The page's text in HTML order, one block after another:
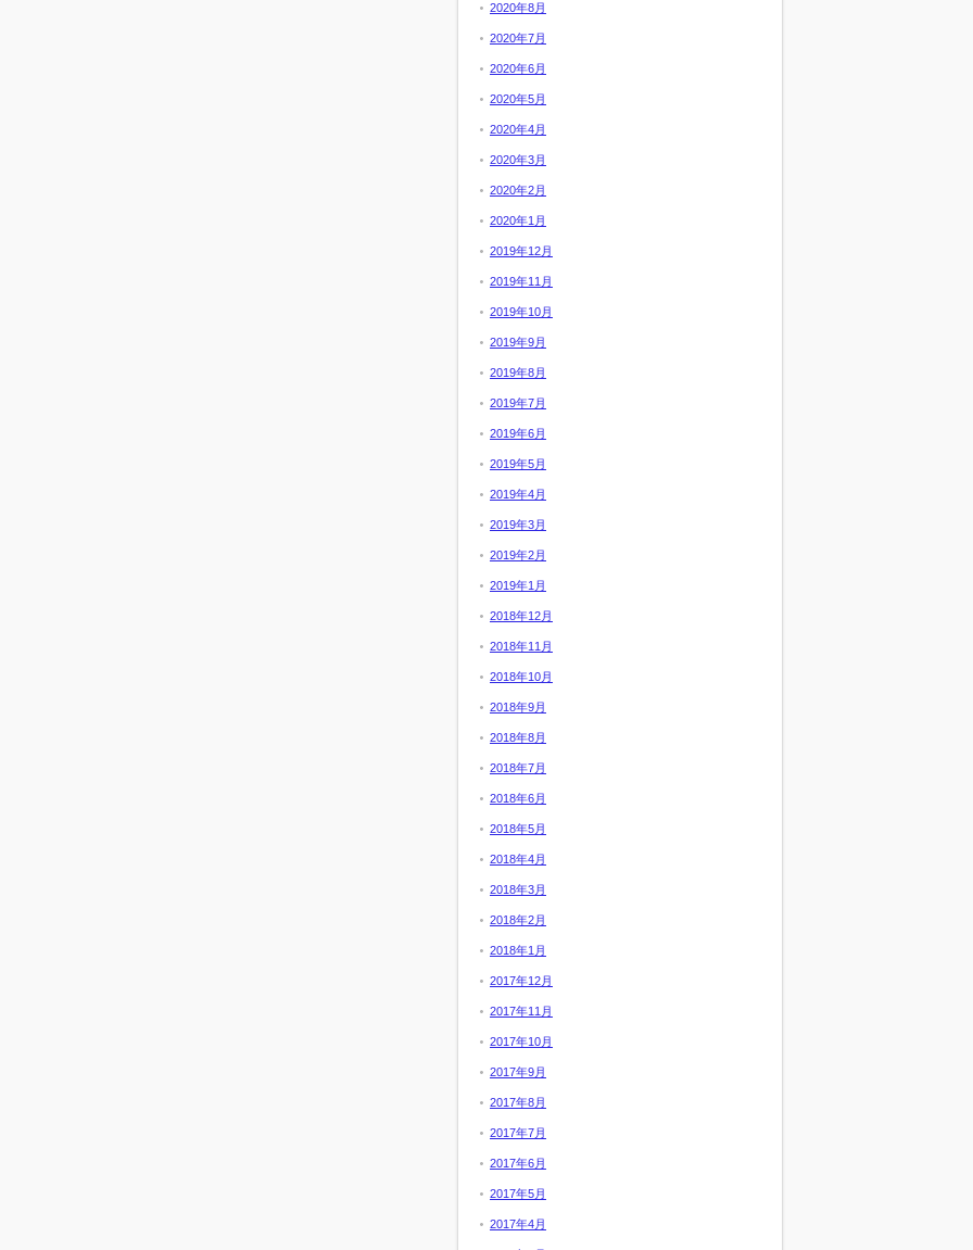
2020年8月
2020年7月
2020年6月
2020年5月
2020年4月
2020年3月
2020年2月
2020年1月
2019年12月
2019年11月
2019年10月
2019年9月
2019年8月
2019年7月
2019年6月
2019年5月
2019年4月
2019年3月
2019年2月
2019年1月
2018年12月
2018年11月
2018年10月
2018年9月
2018年8月
2018年7月
2018年6月
2018年5月
2018年4月
2018年3月
2018年2月
2018年1月
2017年12月
2017年11月
2017年10月
2017年9月
2017年8月
2017年7月
2017年6月
2017年5月
2017年4月